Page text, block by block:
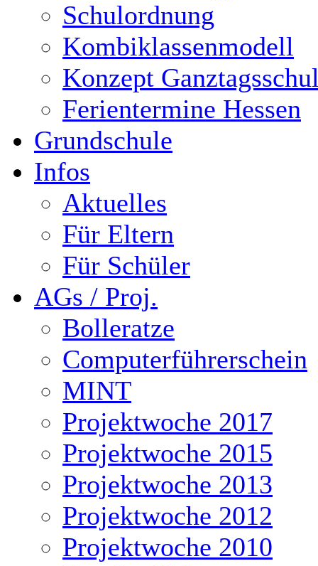
Schulordnung
Kombiklassenmodell
Konzept
Ferientermine Hessen
Grundschule
Infos
Aktuelles
Für Eltern
Für Schüler
AGs / Proj.
Bolleratze
Computerführerschein
MINT
Projektwoche 2017
Projektwoche 2015
Projektwoche 2013
Projektwoche 2012
Projektwoche 2010